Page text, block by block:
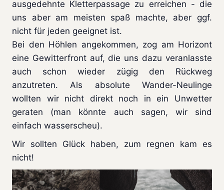
ausgedehnte Kletterpassage zu erreichen - die
uns aber am meisten spaß machte, aber ggf.
nicht für jeden geeignet ist.
Bei den Höhlen angekommen, zog am Horizont
eine Gewitterfront auf, die uns dazu veranlasste
auch schon wieder zügig den Rückweg
anzutreten. Als absolute Wander-Neulinge
wollten wir nicht direkt noch in ein Unwetter
geraten (man könnte auch sagen, wir sind
einfach wasserscheu).
Wir sollten Glück haben, zum regnen kam es
nicht!